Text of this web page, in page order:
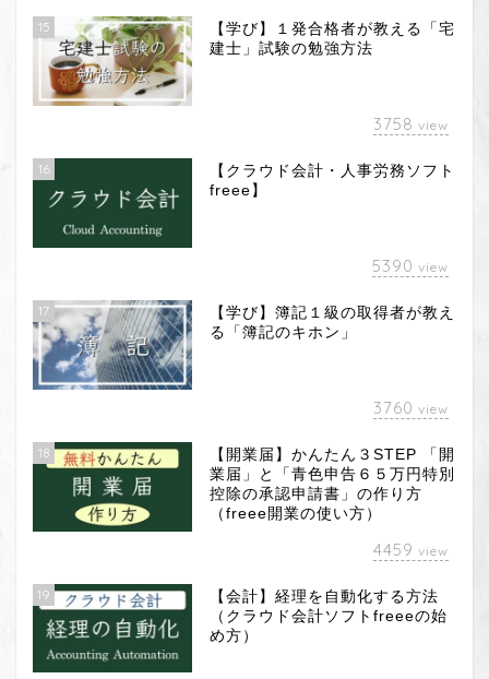
15
【学び】１発合格者が教える「宅
建士」試験の勉強方法
3758 view
16
【クラウド会計・人事労務ソフト
freee】
5390 view
17
【学び】簿記１級の取得者が教え
る「簿記のキホン」
3760 view
18
【開業届】かんたん３STEP 「開
業届」と「青色申告６５万円特別
控除の承認申請書」の作り方
（freee開業の使い方）
4459 view
19
【会計】経理を自動化する方法
（クラウド会計ソフトfreeeの始
め方）